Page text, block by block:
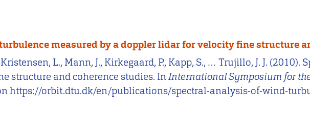
measured by a doppler lidar for velocity fine structure
L., Mann, J., Kirkegaard, P., Kapp, S., … Trujillo, J. J.
structure and coherence studies. InInternational Symposium for
https://orbit.dtu.dk/en/publications/spectral-analysis-of-wind-